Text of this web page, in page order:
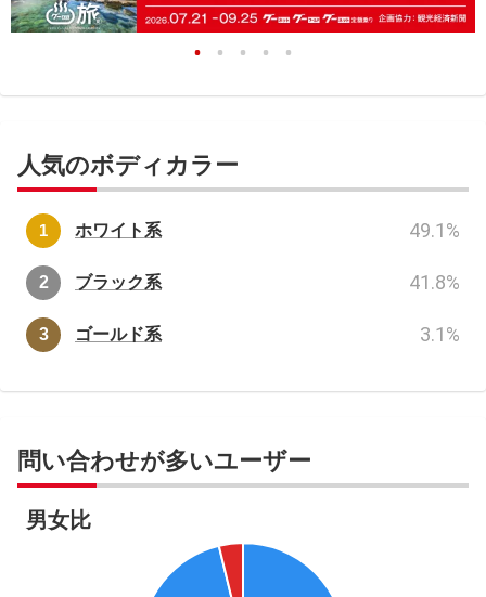
人気のボディカラー
ホワイト系 49.1%
ブラック系 41.8%
ゴールド系 3.1%
問い合わせが多いユーザー
男女比